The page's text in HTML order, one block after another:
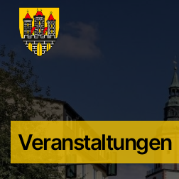
Veranstaltungen